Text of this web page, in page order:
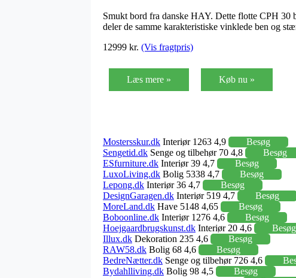
Smukt bord fra danske HAY. Dette flotte CPH 30
deler de samme karakteristiske vinklede ben og
12999 kr. (Vis fragtpris)
Læs mere » Køb nu »
Mostersskur.dk Interiør 1263 4,9
Besøg
Sengetid.dk Senge og tilbehør 70 4,8
Besøg
ESfurniture.dk Interiør 39 4,7
Besøg
LuxoLiving.dk Bolig 5338 4,7
Besøg
Lepong.dk Interiør 36 4,7
Besøg
DesignGaragen.dk Interiør 519 4,7
Besøg
MoreLand.dk Have 5148 4,65
Besøg
Boboonline.dk Interiør 1276 4,6
Besøg
Hoejgaardbrugskunst.dk Interiør 20 4,6
Besøg
Illux.dk Dekoration 235 4,6
Besøg
RAW58.dk Bolig 68 4,6
Besøg
BedreNætter.dk Senge og tilbehør 726 4,6
Bydahlliving.dk Bolig 98 4,5
Besøg